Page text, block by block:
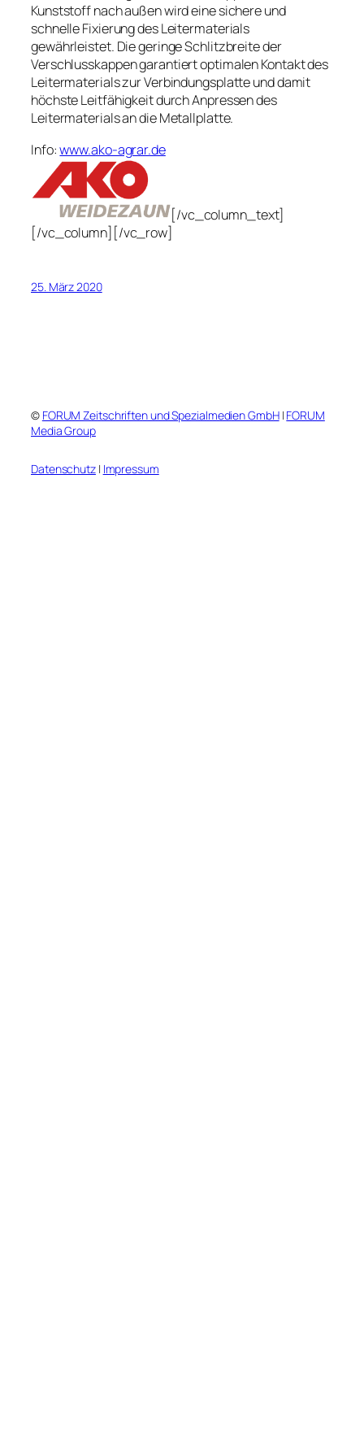
Kunststoff nach außen wird eine sichere und
schnelle Fixierung des Leitermaterials
gewährleistet. Die geringe Schlitzbreite der
Verschlusskappen garantiert optimalen Kontakt des
Leitermaterials zur Verbindungsplatte und damit
höchste Leitfähigkeit durch Anpressen des
Leitermaterials an die Metallplatte.
Info:www.ako-agrar.de
[/vc_column_text]
[/vc_column][/vc_row]
25. März 2020
© FORUM Zeitschriften und Spezialmedien GmbH| FORUM
Media Group
Datenschutz| Impressum